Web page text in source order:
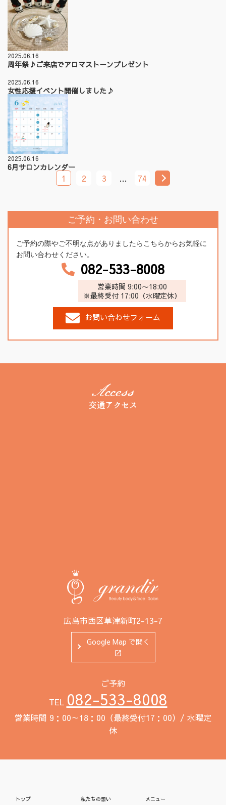
2025.06.16
周年祭♪ご来店でアロマストーンプレゼント
2025.06.16
女性応援イベント開催しました♪
2025.06.16
6月サロンカレンダー
1 2 3 … 74
ご予約・お問い合わせ
ご予約の際やご不明な点がありましたらこちらからお気軽に
お問い合わせください。
082-533-8008
営業時間 9:00〜18:00
※最終受付 17:00（水曜定休）
お問い合わせフォーム
交通アクセス
広島市西区草津新町2-13-7
Google Map で開く
ご予約
TEL 082-533-8008
営業時間 9：00～18：00（最終受付17：00）/ 水曜定
休
トップ 私たちの想い メニュー